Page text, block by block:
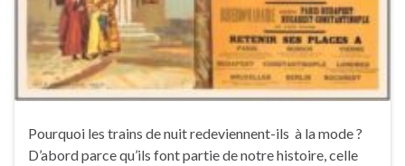
Pourquoi les trains de nuit redeviennent-ils à la mode ?
D’abord parce qu’ils font partie de notre histoire, celle